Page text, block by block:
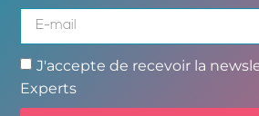
J'accepte de recevoir la
Experts